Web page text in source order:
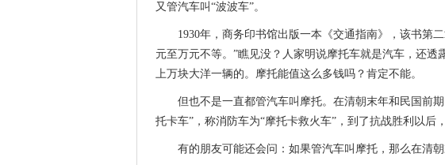
又管汽车叫“波波车”。
1930年，商务印书馆出版一本《交通指南》，该书第
元至万元不等。”瞧见没？人家明说摩托车就是汽车，还
上万块大洋一辆的。摩托能值这么多钱吗？肯定不能。
但也不是一直都管汽车叫摩托。在清朝末年和民国前
托卡车”，称消防车为“摩托卡救火车”，到了抗战胜利以后
有的朋友可能还会问：如果管汽车叫摩托，那么在清